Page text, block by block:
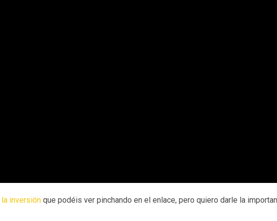
inversión que podéis ver pinchando en el enlace, pero quiero darle la